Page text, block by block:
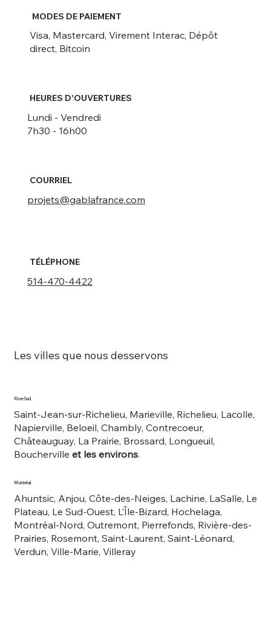
MODES DE PAIEMENT
Visa, Mastercard, Virement Interac, Dépôt
direct, Bitcoin
HEURES D'OUVERTURES
Lundi - Vendredi
7h30 - 16h00
COURRIEL
projets@gablafrance.com
TÉLÉPHONE
514-470-4422
Les villes que nous desservons
Rive-Sud
Saint-Jean-sur-Richelieu, Marieville, Richelieu, Lacolle,
Napierville, Beloeil, Chambly, Contrecoeur,
Châteauguay, La Prairie, Brossard, Longueuil,
Boucherville et les environs.
Montréal
Ahuntsic, Anjou, Côte-des-Neiges, Lachine, LaSalle, Le
Plateau, Le Sud-Ouest, L’Île-Bizard, Hochelaga,
Montréal-Nord, Outremont, Pierrefonds, Rivière-des-
Prairies, Rosemont, Saint-Laurent, Saint-Léonard,
Verdun, Ville-Marie, Villeray